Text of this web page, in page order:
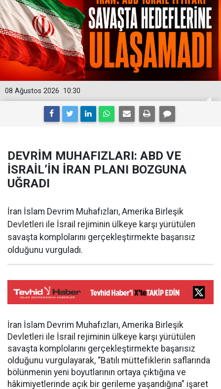
10:30
08 Ağustos 2026
DEVRİM MUHAFIZLARI: ABD VE
İSRAİL’İN İRAN PLANI BOZGUNA
UĞRADI
İran İslam Devrim Muhafızları, Amerika Birleşik
Devletleri ile İsrail rejiminin ülkeye karşı yürütülen
savaşta komplolarını gerçekleştirmekte başarısız
olduğunu vurguladı.
İran İslam Devrim Muhafızları, Amerika Birleşik
Devletleri ile İsrail rejiminin ülkeye karşı yürütülen
savaşta komplolarını gerçekleştirmekte başarısız
olduğunu vurgulayarak, “Batılı müttefiklerin saflarında
bölünmenin yeni boyutlarının ortaya çıktığına ve
hâkimiyetlerinde açık bir gerileme yaşandığına” işaret